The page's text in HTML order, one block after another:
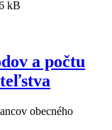
kB
a počtu
obecného